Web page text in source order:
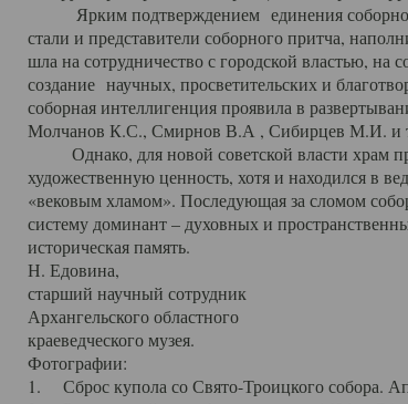
Ярким подтверждением единения соборной
стали и представители соборного притча,
шла на сотрудничество с городской властью, на
создание научных, просветительских и
соборная интеллигенция проявила в
Молчанов К.С., Смирнов В.А , Сибирцев М.И. и
Однако, для новой советской власти храм
художественную ценность, хотя и находился в
«вековым хламом». Последующая за сломом
систему доминант – духовных и
историческая память.
Н. Едовина,
старший научный сотрудник
Архангельского областного
краеведческого музея.
Фотографии:
1. Сброс купола со Свято-Троицкого собора.